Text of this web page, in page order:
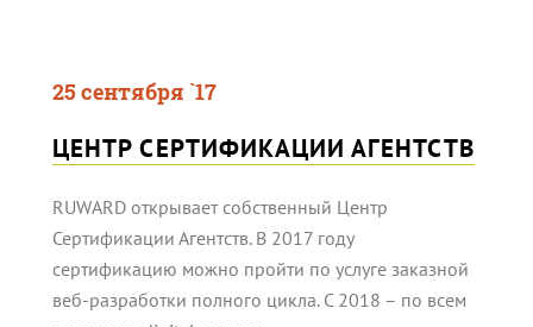
25 сентября `17
ЦЕНТР СЕРТИФИКАЦИИ АГЕНТСТВ
RUWARD открывает собственный Центр
Сертификации Агентств. В 2017 году
сертификацию можно пройти по услуге заказной
веб-разработки полного цикла. С 2018 – по всем